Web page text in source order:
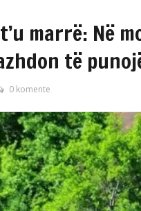
marrë: Në
të
0 komente